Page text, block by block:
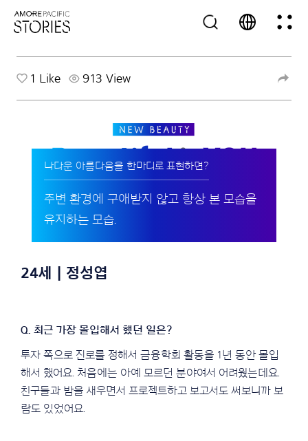
1 Like 913 View
나다운 아름다움을 한마디로 표현하면?
주변 환경에 구애받지 않고 항상 본 모습을
유지하는 모습.
24세 | 정성엽
투자 쪽으로 진로를 정해서 금융학회 활동을 1년 동안 몰입
해서 했어요. 처음에는 아예 모르던 분야여서 어려웠는데요.
친구들과 밤을 새우면서 프로젝트하고 보고서도 써보니까 보
람도 있었어요.